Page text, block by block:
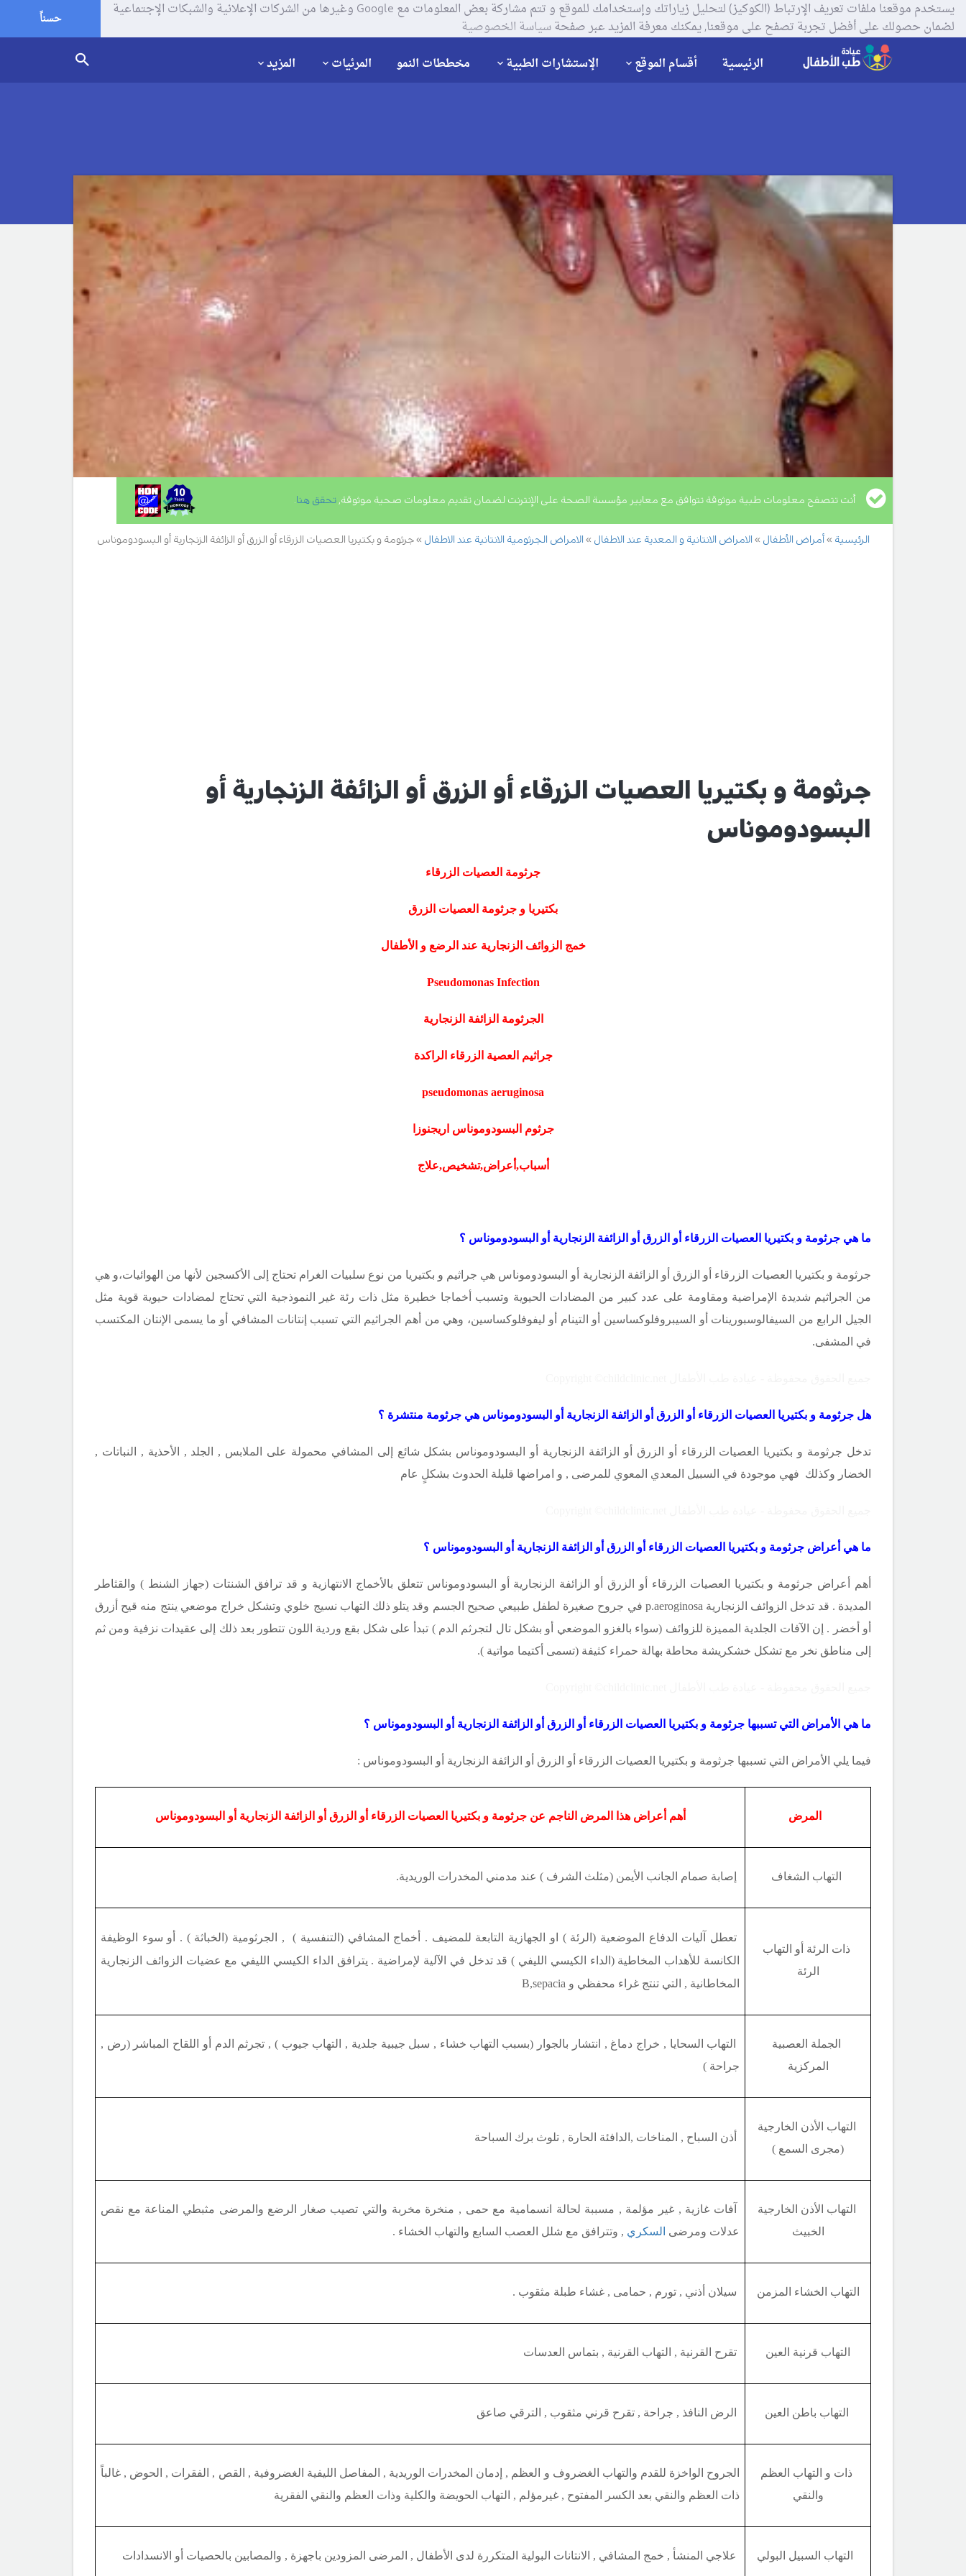
يستخدم موقعنا ملفات تعريف الإرتباط (الكوكيز) لتحليل زياراتك وإستخدامك للموقع و تتم مشاركة بعض المعلومات مع Google وغيرها من الشركات الإعلانية والشبكات الإجتماعية
لضمان حصولك على أفضل تجربة تصفح على موقعنا, يمكنك معرفة المزيد عبر صفحةسياسة الخصوصية حسناً
الرئيسية أقسام الموقع الإستشارات الطبية مخططات النمو المرئيات المزيد
أنت تتصفح معلومات طبية موثوقة تتوافق مع معايير مؤسسة الصحة على الإنترنت لضمان تقديم معلومات صحية موثوقة, تحقق هنا.
الرئيسية أمراض الأطفال الامراض الانتانية و المعدية عند الاطفال الامراض الجرثومية الانتانية عند الاطفال جرثومة و بكتيريا العصيات الزرقاء أو الزرق أو الزائفة الزنجارية أو البسودوموناس
جرثومة و بكتيريا العصيات الزرقاء أو الزرق أو الزائفة الزنجارية أو
البسودوموناس
جرثومة العصيات الزرقاء
بكتيريا و جرثومة العصيات الزرق
خمج الزوائف الزنجارية عند الرضع و الأطفال
Pseudomonas Infection
الجرثومة الزائفة الزنجارية
جراثيم العصية الزرقاء الراكدة
pseudomonas aeruginosa
جرثوم البسودوموناس اريجنوزا
أسباب,أعراض,تشخيص,علاج
ما هي جرثومة و بكتيريا العصيات الزرقاء أو الزرق أو الزائفة الزنجارية أو البسودوموناس ؟
جرثومة و بكتيريا العصيات الزرقاء أو الزرق أو الزائفة الزنجارية أو البسودوموناس هي جراثيم و بكتيريا من نوع سلبيات الغرام تحتاج إلى الأكسجين لأنها من الهوائيات،و هي
من الجراثيم شديدة الإمراضية ومقاومة على عدد كبير من المضادات الحيوية وتسبب أخماجا خطيرة مثل ذات رئة غير النموذجية التي تحتاج لمضادات حيوية قوية مثل
الجيل الرابع من السيفالوسبورينات أو السيبروفلوكساسين أو التينام أو ليفوفلوكساسين، وهي من أهم الجراثيم التي تسبب إنتانات المشافي أو ما يسمى الإنتان المكتسب
في المشفى.
هل جرثومة و بكتيريا العصيات الزرقاء أو الزرق أو الزائفة الزنجارية أو البسودوموناس هي جرثومة منتشرة ؟
تدخل جرثومة و بكتيريا العصيات الزرقاء أو الزرق أو الزائفة الزنجارية أو البسودوموناس بشكل شائع إلى المشافي محمولة على الملابس , الجلد , الأحذية , النباتات ,
الخضار وكذلك فهي موجودة في السبيل المعدي المعوي للمرضى , و امراضها قليلة الحدوث بشكلٍ عام
ما هي أعراض جرثومة و بكتيريا العصيات الزرقاء أو الزرق أو الزائفة الزنجارية أو البسودوموناس ؟
أهم أعراض جرثومة و بكتيريا العصيات الزرقاء أو الزرق أو الزائفة الزنجارية أو البسودوموناس تتعلق بالأخماج الانتهازية و قد ترافق الشنتات (جهاز الشنط ) والقثاطر
المديدة . قد تدخل الزوائف الزنجارية p.aeroginosa في جروح صغيرة لطفل طبيعي صحيح الجسم وقد يتلو ذلك التهاب نسيج خلوي وتشكل خراج موضعي ينتج منه قيح أزرق
أو أخضر . إن الآفات الجلدية المميزة للزوائف (سواء بالغزو الموضعي أو بشكل تال لتجرثم الدم ) تبدأ على شكل بقع وردية اللون تتطور بعد ذلك إلى عقيدات نزفية ومن ثم
إلى مناطق نخر مع تشكل خشكريشة محاطة بهالة حمراء كثيفة (تسمى أكتيما مواتية ).
ما هي الأمراض التي تسببها جرثومة و بكتيريا العصيات الزرقاء أو الزرق أو الزائفة الزنجارية أو البسودوموناس ؟
فيما يلي الأمراض التي تسببها جرثومة و بكتيريا العصيات الزرقاء أو الزرق أو الزائفة الزنجارية أو البسودوموناس :
المرض أهم أعراض هذا المرض الناجم عنجرثومةو بكتيريا العصيات الزرقاء أو الزرق أو الزائفة الزنجارية أو البسودوموناس
التهاب الشغاف إصابة صمام الجانب الأيمن (مثلث الشرف ) عند مدمني المخدرات الوريدية.
ذات الرئة أو التهاب
الرئة
تعطل آليات الدفاع الموضعية (الرئة ) او الجهازية التابعة للمضيف . أخماج المشافي (التنفسية ) , الجرثومية (الخباثة ) . أو سوء الوظيفة
الكانسة للأهداب المخاطية (الداء الكيسي الليفي ) قد تدخل في الآلية لإمراضية . يترافق الداء الكيسي الليفي مع عضيات الزوائف الزنجارية
المخاطانية , التي تنتج غراء محفظي و B,sepacia
الجملة العصبية
المركزية
التهاب السحايا , خراج دماغ , انتشار بالجوار (بسبب التهاب خشاء , سبل جيبية جلدية , التهاب جيوب ) , تجرثم الدم أو اللقاح المباشر (رض ,
جراحة )
التهاب الأذن الخارجية
(مجرى السمع )
أذن السباح , المناخات ,الدافئة الحارة , تلوث برك السباحة
التهاب الأذن الخارجية
الخبيث
آفات غازية , غير مؤلمة , مسببة لحالة انسمامية مع حمى , منخرة مخربة والتي تصيب صغار الرضع والمرضى مثبطي المناعة مع نقص
عدلات ومرضى السكري , وتترافق مع شلل العصب السابع والتهاب الخشاء .
التهاب الخشاء المزمن سيلان أذني , تورم , حمامى , غشاء طبلة مثقوب .
التهاب قرنية العين تقرح القرنية , التهاب القرنية , بتماس العدسات
التهاب باطن العين الرض النافذ , جراحة , تقرح قرني مثقوب , الترقي صاعق
ذات و التهاب العظم
والنقي
الجروح الواخزة للقدم والتهاب الغضروف و العظم , إدمان المخدرات الوريدية , المفاصل الليفية الغضروفية , القص , الفقرات , الحوض , غالباً
ذات العظم والنقي بعد الكسر المفتوح , غيرمؤلم , التهاب الحويضة والكلية وذات العظم والنقي الفقرية
التهاب السبيل البولي علاجي المنشأ , خمج المشافي , الانتانات البولية المتكررة لدى الأطفال , المرضى المزودين باجهزة , والمصابين بالحصيات أو الانسدادات